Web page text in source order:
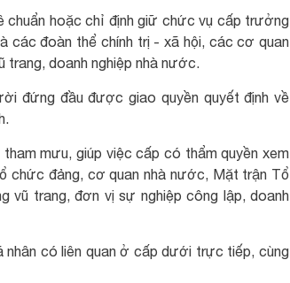
chuẩn hoặc chỉ định giữ chức vụ cấp trưởng
các đoàn thể chính trị - xã hội, các cơ quan
trang, doanh nghiệp nhà nước.
đứng đầu được giao quyền quyết định về
mưu, giúp việc cấp có thẩm quyền xem
chức đảng, cơ quan nhà nước, Mặt trận Tổ
vũ trang, đơn vị sự nghiệp công lập, doanh
nhân có liên quan ở cấp dưới trực tiếp, cùng